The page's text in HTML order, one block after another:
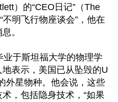
）的“CEO日记”（The
明飞行物座谈会”，他在
。
于斯坦福大学的物理学
表示，美国已从坠毁的U
外星物种。他会说，这些
，包括隐身技术，“如果